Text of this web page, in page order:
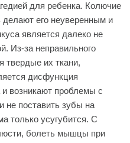
для ребенка. Колючие
делают его неуверенным и
является далеко не
Из-за неправильного
твердые их ткани,
дисфункция
возникают проблемы с
не поставить зубы на
только усугубится. С
болеть мышцы при